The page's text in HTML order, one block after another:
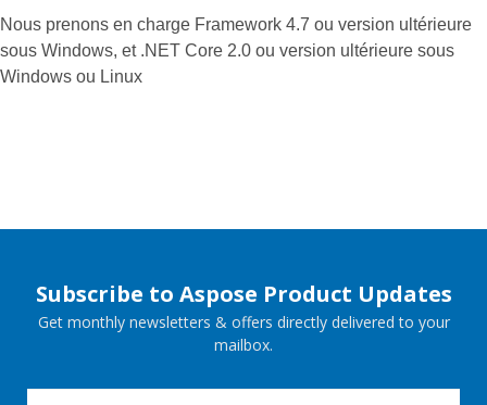
Nous prenons en charge Framework 4.7 ou version ultérieure
sous Windows, et .NET Core 2.0 ou version ultérieure sous
Windows ou Linux
Subscribe to Aspose Product Updates
Get monthly newsletters & offers directly delivered to your
mailbox.